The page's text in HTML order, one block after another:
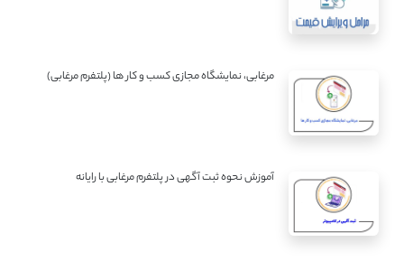
مرغابی، نمایشگاه مجازی کسب و کار ها (پلتفرم مرغابی)
آموزش نحوه ثبت آگهی در پلتفرم مرغابی با رایانه